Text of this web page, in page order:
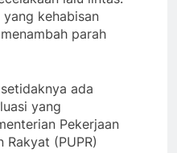
yang kehabisan
parah
ada
yang
Pekerjaan
Rakyat (PUPR)